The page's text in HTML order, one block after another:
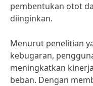
pembentukan otot
diinginkan.
Menurut penelitian
kebugaran,
meningkatkan
beban. Dengan